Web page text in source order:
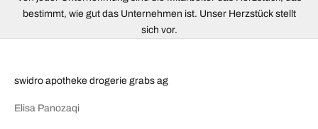
bestimmt, wie gut das Unternehmen ist. Unser Herzstück stellt
sich vor.
swidro apotheke drogerie grabs ag
Elisa Panozaqi